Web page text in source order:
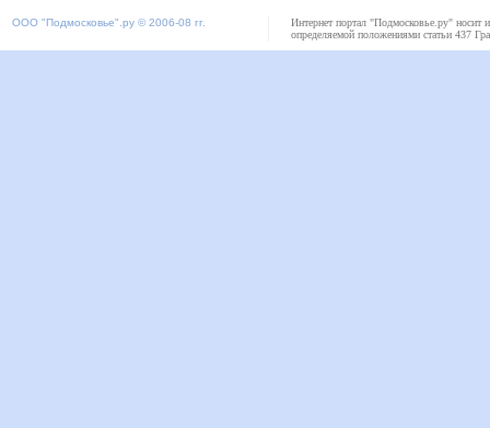
ООО "Подмосковье" .ру © 2006-08 гг.
Интернет портал "Подмосковье.ру" носит
определяемой положениями статьи 437